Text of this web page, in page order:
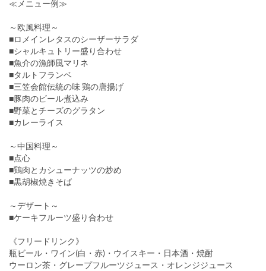
≪メニュー例≫
～欧風料理～
■ロメインレタスのシーザーサラダ
■シャルキュトリー盛り合わせ
■魚介の漁師風マリネ
■タルトフランベ
■三笠会館伝統の味 鶏の唐揚げ
■豚肉のビール煮込み
■野菜とチーズのグラタン
■カレーライス
～中国料理～
■点心
■鶏肉とカシューナッツの炒め
■黒胡椒焼きそば
～デザート～
■ケーキフルーツ盛り合わせ
《フリードリンク》
瓶ビール・ワイン(白・赤)・ウイスキー・日本酒・焼酎
ウーロン茶・グレープフルーツジュース・オレンジジュース